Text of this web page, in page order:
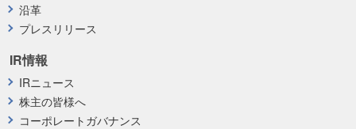
沿革
プレスリリース
IR情報
IRニュース
株主の皆様へ
コーポレートガバナンス